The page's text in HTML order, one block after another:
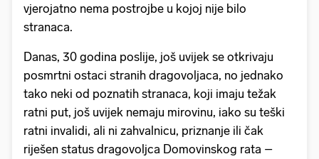
vjerojatno nema postrojbe u kojoj nije bilo
stranaca.
Danas, 30 godina poslije, još uvijek se otkrivaju
posmrtni ostaci stranih dragovoljaca, no jednako
tako neki od poznatih stranaca, koji imaju težak
ratni put, još uvijek nemaju mirovinu, iako su teški
ratni invalidi, ali ni zahvalnicu, priznanje ili čak
riješen status dragovoljca Domovinskog rata –